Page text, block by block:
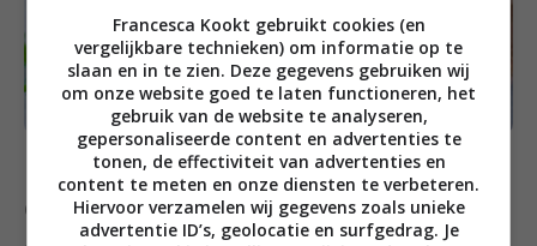
Gegrilde groenten met olijfolie
Francesca Kookt gebruikt cookies (en
vergelijkbare technieken) om informatie op te
slaan en in te zien. Deze gegevens gebruiken wij
om onze website goed te laten functioneren, het
gebruik van de website te analyseren,
gepersonaliseerde content en advertenties te
tonen, de effectiviteit van advertenties en
content te meten en onze diensten te verbeteren.
Hiervoor verzamelen wij gegevens zoals unieke
advertentie ID’s, geolocatie en surfgedrag. Je